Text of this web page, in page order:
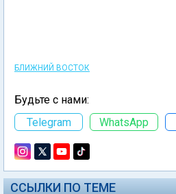
БЛИЖНИЙ ВОСТОК
Будьте с нами:
Telegram
WhatsApp
ССЫЛКИ ПО ТЕМЕ